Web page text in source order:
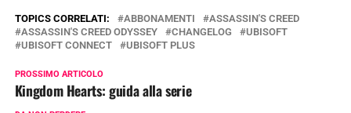
TOPICS CORRELATI: ABBONAMENTI
ASSASSIN'S CREED
ASSASSIN'S CREED ODYSSEY
CHANGELOG
UBISOFT
UBISOFT CONNECT
UBISOFT PLUS
PROSSIMO ARTICOLO
Kingdom Hearts: guida alla serie